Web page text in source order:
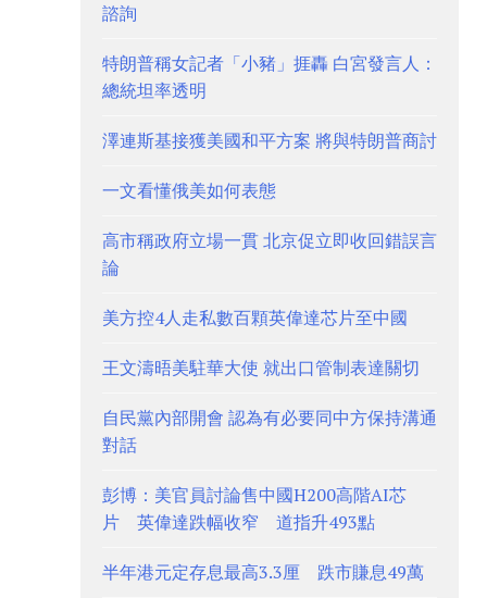
諮詢
特朗普稱女記者「小豬」捱轟 白宮發言人：
總統坦率透明
澤連斯基接獲美國和平方案 將與特朗普商討
一文看懂俄美如何表態
高市稱政府立場一貫 北京促立即收回錯誤言
論
美方控4人走私數百顆英偉達芯片至中國
王文濤晤美駐華大使 就出口管制表達關切
自民黨內部開會 認為有必要同中方保持溝通
對話
彭博：美官員討論售中國H200高階AI芯
片 英偉達跌幅收窄 道指升493點
半年港元定存息最高3.3厘 跌市賺息49萬